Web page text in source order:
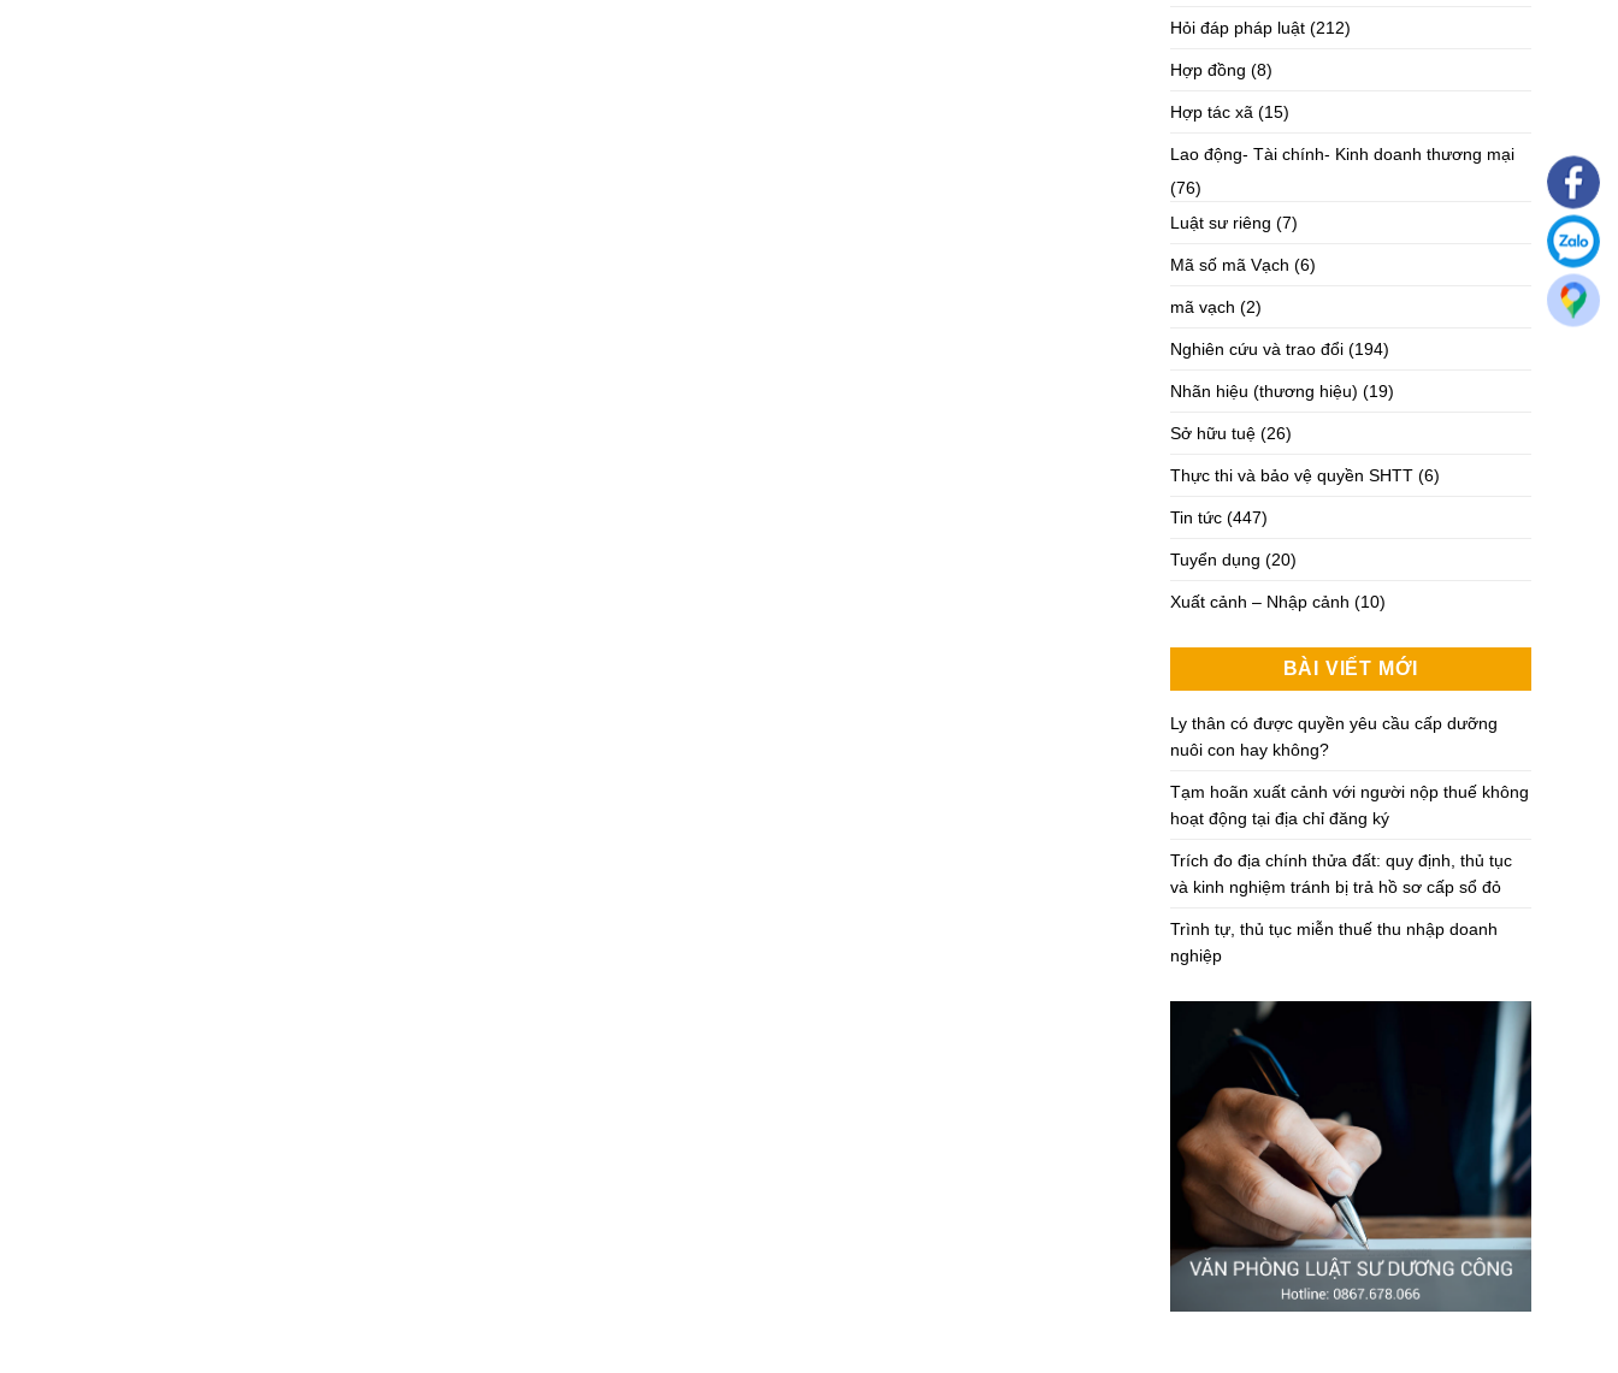
Hỏi đáp pháp luật (212)
Hợp đồng (8)
Hợp tác xã (15)
Lao động- Tài chính- Kinh doanh thương mại
(76)
Luật sư riêng (7)
Mã số mã Vạch (6)
mã vạch (2)
Nghiên cứu và trao đổi (194)
Nhãn hiệu (thương hiệu) (19)
Sở hữu tuệ (26)
Thực thi và bảo vệ quyền SHTT (6)
Tin tức (447)
Tuyển dụng (20)
Xuất cảnh – Nhập cảnh (10)
BÀI VIẾT MỚI
Ly thân có được quyền yêu cầu cấp dưỡng
nuôi con hay không?
Tạm hoãn xuất cảnh với người nộp thuế không
hoạt động tại địa chỉ đăng ký
Trích đo địa chính thửa đất: quy định, thủ tục
và kinh nghiệm tránh bị trả hồ sơ cấp sổ đỏ
Trình tự, thủ tục miễn thuế thu nhập doanh
nghiệp